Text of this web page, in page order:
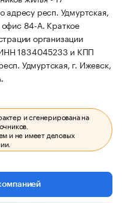
адресу респ. Удмуртская,
офис 84-А. Краткое
организации
1834045233 и КПП
Удмуртская, г. Ижевск,
и сгенерирована на
и не имеет деловых